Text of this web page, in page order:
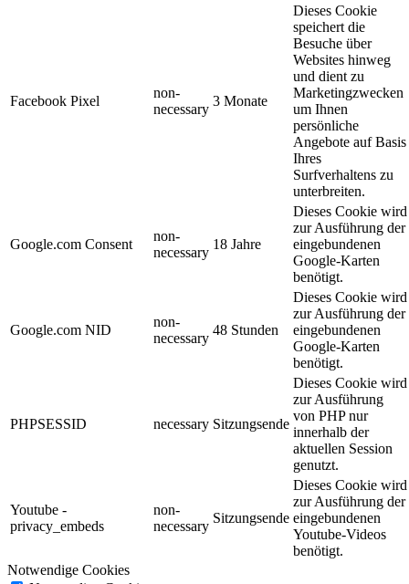
Facebook Pixel
non-
necessary
3 Monate
Dieses Cookie
speichert die
Besuche über
Websites hinweg
und dient zu
Marketingzwecken
um Ihnen
persönliche
Angebote auf Basis
Ihres
Surfverhaltens zu
unterbreiten.
Google.com Consent
non-
necessary
18 Jahre
Dieses Cookie wird
zur Ausführung der
eingebundenen
Google-Karten
benötigt.
Google.com NID
non-
necessary
48 Stunden
Dieses Cookie wird
zur Ausführung der
eingebundenen
Google-Karten
benötigt.
PHPSESSID necessary Sitzungsende
Dieses Cookie wird
zur Ausführung
von PHP nur
innerhalb der
aktuellen Session
genutzt.
Youtube -
privacy_embeds
non-
necessary
Sitzungsende
Dieses Cookie wird
zur Ausführung der
eingebundenen
Youtube-Videos
benötigt.
Notwendige Cookies